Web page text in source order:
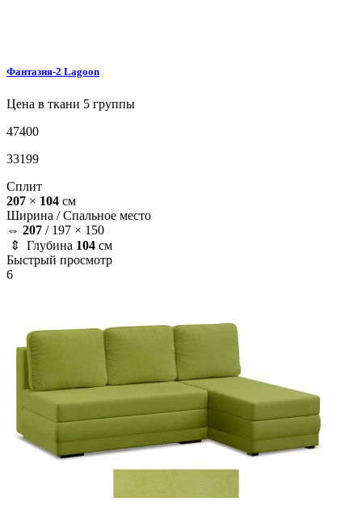
Фантазия-2 Lagoon
Цена в ткани 5 группы
47400
33199
Сплит
207 × 104 см
Ширина /Спальное место
⇔ 207 / 197 × 150
⇕ Глубина 104 см
Быстрый просмотр
6